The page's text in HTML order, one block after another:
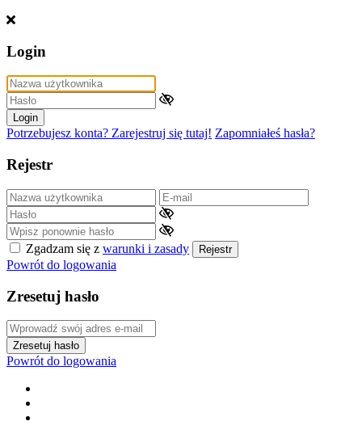
Login
Login
Potrzebujesz konta? Zarejestruj się tutaj! Zapomniałeś hasła?
Rejestr
Zgadzam się z warunki i zasady Rejestr
Powrót do logowania
Zresetuj hasło
Zresetuj hasło
Powrót do logowania